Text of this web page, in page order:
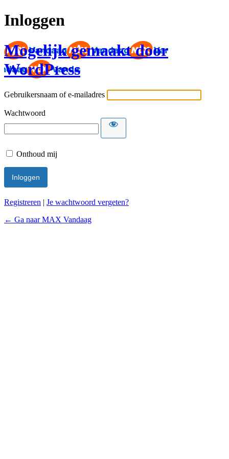
Inloggen
Mogelijk gemaakt door
WordPress
Gebruikersnaam of e-mailadres
Wachtwoord
Onthoud mij
Registreren | Je wachtwoord vergeten?
← Ga naar MAX Vandaag